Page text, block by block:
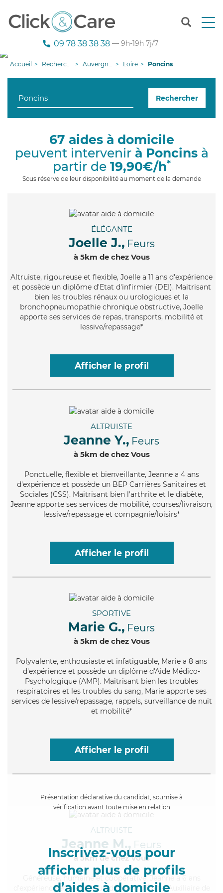
T
n
g
09 78 38 38 38 — 9h-19h 7j/7
Accueil Recherche aide à domicile Auvergne-Rhône-Alpes Loire Poncins
Rechercher
67 aides à domicile
peuvent intervenir à Poncinsà
partir de 19,90€/h*
Sous réserve de leur disponibilité au moment de la demande
ÉLÉGANTE
Joelle J., Feurs
à 5km de chez Vous
Altruiste, rigoureuse et flexible, Joelle a 11 ans d'expérience
et possède un diplôme d'Etat d'infirmier (DEI). Maitrisant
bien les troubles rénaux ou urologiques et la
bronchopneumopathie chronique obstructive, Joelle
apporte ses services de repas, transports, mobilité et
lessive/repassage*
Afficher le profil
ALTRUISTE
Jeanne Y., Feurs
à 5km de chez Vous
Ponctuelle, flexible et bienveillante, Jeanne a 4 ans
d'expérience et possède un BEP Carrières Sanitaires et
Sociales (CSS). Maitrisant bien l'arthrite et le diabète,
Jeanne apporte ses services de mobilité, courses/livraison,
lessive/repassage et compagnie/loisirs*
Afficher le profil
SPORTIVE
Marie G., Feurs
à 5km de chez Vous
Polyvalente, enthousiaste et infatiguable, Marie a 8 ans
d'expérience et possède un diplôme d'Aide Médico-
Psychologique (AMP). Maitrisant bien les troubles
respiratoires et les troubles du sang, Marie apporte ses
services de lessive/repassage, rappels, surveillance de nuit
et mobilité*
Afficher le profil
Présentation déclarative du candidat, soumise à
vérification avant toute mise en relation
Inscrivez-vous pour
afficher plus de profils
d’aides à domicile
ALTRUISTE
Jeanne M., Feurs
à 5km de chez Vous
, humaine et coopérative, Jeanne a 6 ans
d'expérience et possède un diplôme d'État d'Auxiliaire de